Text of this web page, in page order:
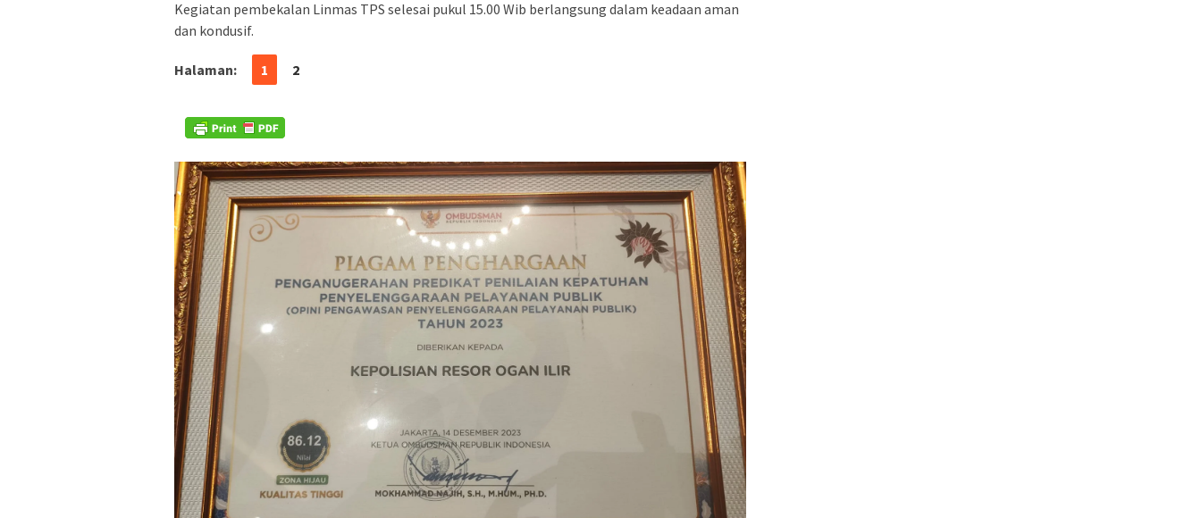
Kegiatan pembekalan Linmas TPS selesai pukul 15.00 Wib berlangsung dalam keadaan aman
dan kondusif.
Halaman: 1 2